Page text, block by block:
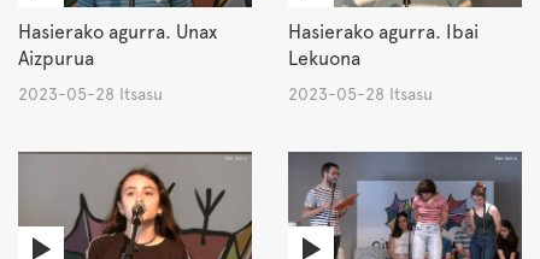
Hasierako agurra. Unax
Aizpurua
2023-05-28 Itsasu
Hasierako agurra. Ibai
Lekuona
2023-05-28 Itsasu